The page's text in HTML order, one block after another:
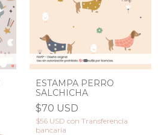
ESTAMPA PERRO
SALCHICHA
$70 USD
$56 USD con Transferencia
bancaria